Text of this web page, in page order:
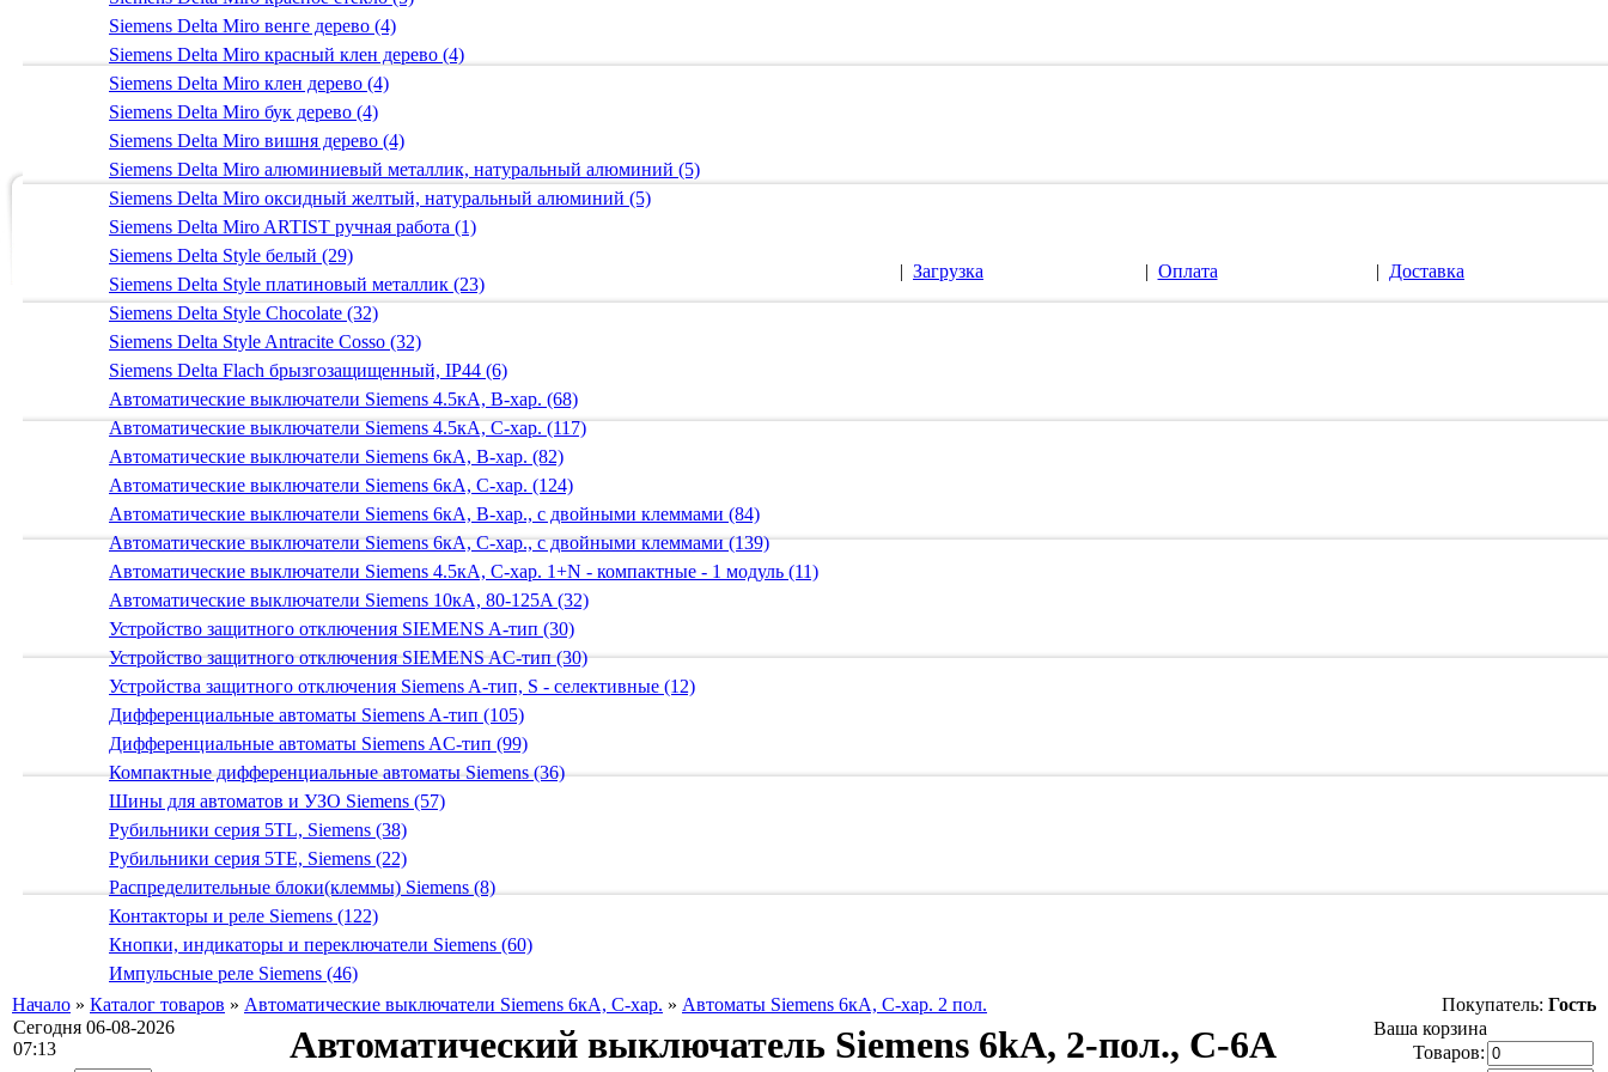
Siemens Delta Miro венге дерево (4)
Siemens Delta Miro красный клен дерево (4)
Siemens Delta Miro клен дерево (4)
Siemens Delta Miro бук дерево (4)
Siemens Delta Miro вишня дерево (4)
Siemens Delta Miro алюминиевый металлик, натуральный алюминий (5)
Siemens Delta Miro оксидный желтый, натуральный алюминий (5)
Siemens Delta Miro ARTIST ручная работа (1)
Siemens Delta Style белый (29)
Siemens Delta Style платиновый металлик (23)
Siemens Delta Style Chocolate (32)
Siemens Delta Style Antracite Cosso (32)
Siemens Delta Flach брызгозащищенный, IP44 (6)
Автоматические выключатели Siemens 4.5кА, B-хар. (68)
Автоматические выключатели Siemens 4.5кА, C-хар. (117)
Автоматические выключатели Siemens 6кА, B-хар. (82)
Автоматические выключатели Siemens 6кА, С-хар. (124)
Автоматические выключатели Siemens 6кА, B-хар., с двойными клеммами (84)
Автоматические выключатели Siemens 6кА, C-хар., с двойными клеммами (139)
Автоматические выключатели Siemens 4.5кА, C-хар. 1+N - компактные - 1 модуль (11)
Автоматические выключатели Siemens 10кА, 80-125A (32)
Устройство защитного отключения SIEMENS A-тип (30)
Устройство защитного отключения SIEMENS AС-тип (30)
Устройства защитного отключения Siemens A-тип, S - селективные (12)
Дифференциальные автоматы Siemens A-тип (105)
Дифференциальные автоматы Siemens AС-тип (99)
Компактные дифференциальные автоматы Siemens (36)
Шины для автоматов и УЗО Siemens (57)
Рубильники серия 5TL, Siemens (38)
Рубильники серия 5TE, Siemens (22)
Распределительные блоки(клеммы) Siemens (8)
Контакторы и реле Siemens (122)
Кнопки, индикаторы и переключатели Siemens (60)
Импульсные реле Siemens (46)
| Загрузка | Оплата | Доставка
Начало » Каталог товаров » Автоматические выключатели Siemens 6кА, С-хар. » Автоматы Siemens 6кА, C-хар. 2 пол. Покупатель: Гость
Сегодня 06-08-2026
07:13
Автоматический выключатель Siemens 6kA, 2-пол., C-6A
Ваша корзина
Товаров: